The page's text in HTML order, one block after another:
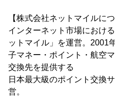
【株式会社ネットマイルにつ
インターネット市場におけ
ットマイル」を運営。2001
子マネー・ポイント・航空
交換先を提供する
日本最大級のポイント交換
営。